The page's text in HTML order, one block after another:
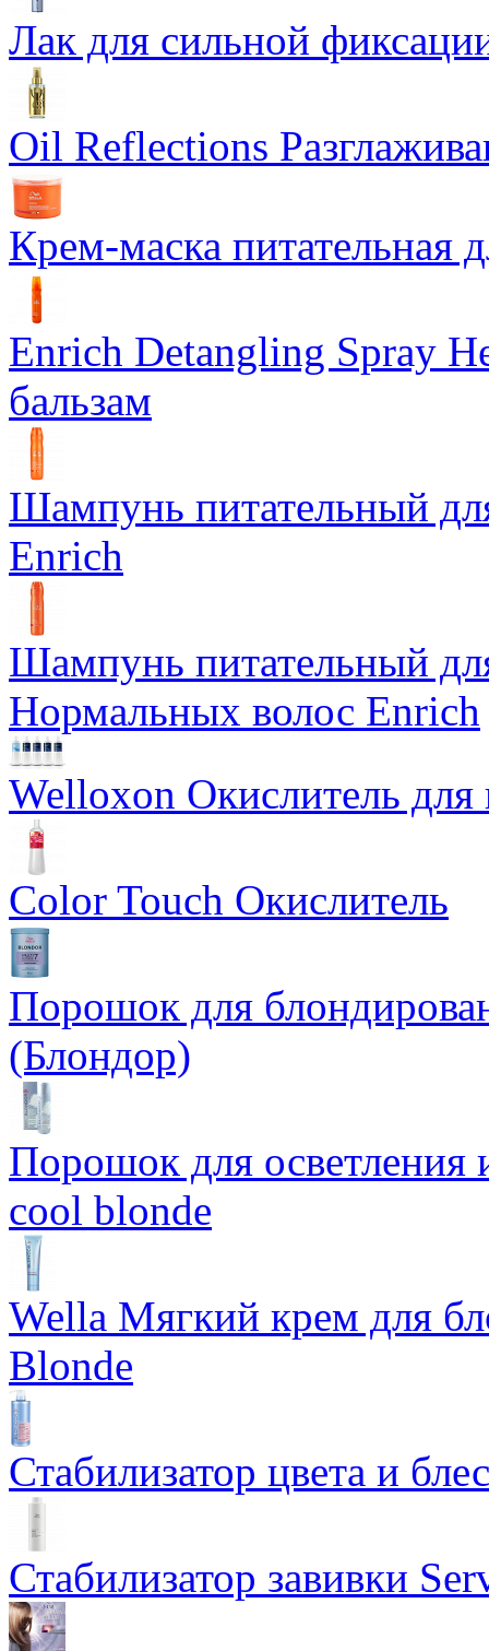
Лак для сильной
Oil Reflections
Крем-маска питательная
Enrich Detangling Spray
бальзам
Шампунь питательный
Enrich
Шампунь питательный
Нормальных волос Enrich
Welloxon Окислитель для
Color Touch Окислитель
Порошок для
(Блондор)
Порошок для осветления
cool blonde
Wella Мягкий крем для
Blonde
Стабилизатор цвета и
Стабилизатор завивки